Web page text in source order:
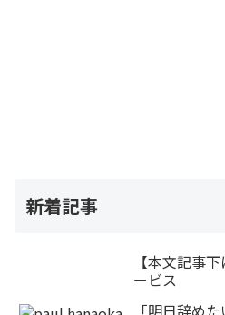
新着記事
【本文記事
ービス
「明日辞め